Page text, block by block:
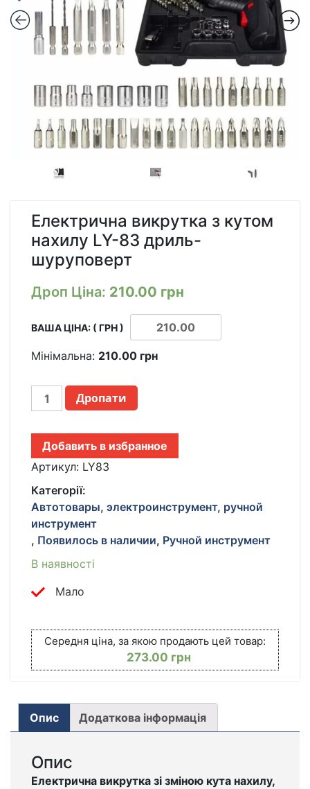
Електрична викрутка з кутом
нахилу LY-83 дриль-
шуруповерт
Дроп Ціна: 210.00 грн
ВАША ЦІНА: ( ГРН )
Мінімальна: 210.00 грн
ЭЛЕКТРИЧЕСКАЯ
ОТВЕРТКА
ИЗМЕНЕНИЕМ
УГЛА
НАКЛОНА
83
ДРЕЛЬ
ШУРУПОВЕРТ
КІЛЬКІСТЬ
Дропати
Добавить в избранное
Артикул: LY83
Категорії:
Автотовары, электроинструмент, ручной
инструмент
, Появилось в наличии, Ручной инструмент
В наявності
Мало
Середня ціна, за якою продають цей товар:
273.00 грн
Опис Додаткова інформація
Опис
Електрична викрутка зі зміною кута нахилу,